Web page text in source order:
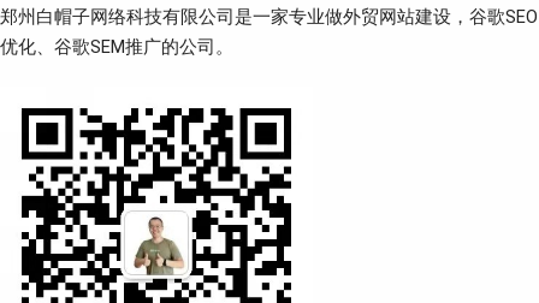
郑州白帽子网络科技有限公司是一家专业做外贸网站建设，谷歌SEO
优化、谷歌SEM推广的公司。